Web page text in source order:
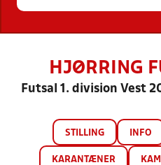
HJØRRING
Futsal 1. division Vest
STILLING INFO
KARANTÆNER